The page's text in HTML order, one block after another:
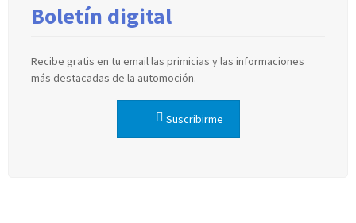
Boletín digital
Recibe gratis en tu email las primicias y las informaciones
más destacadas de la automoción.
Suscribirme